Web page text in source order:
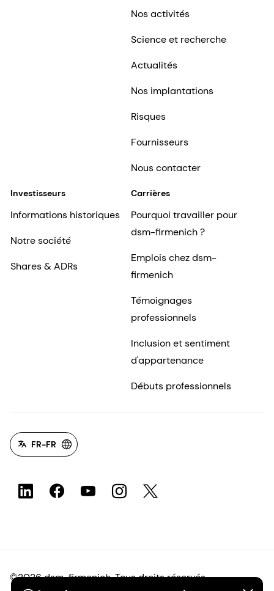
Nos activités
Science et recherche
Actualités
Nos implantations
Risques
Fournisseurs
Nous contacter
Investisseurs
Informations historiques
Notre société
Shares & ADRs
Carrières
Pourquoi travailler pour
dsm-firmenich ?
Emplois chez dsm-
firmenich
Témoignages
professionnels
Inclusion et sentiment
d'appartenance
Débuts professionnels
FR-FR
©2026 dsm-firmenich. Tous droits réservés.